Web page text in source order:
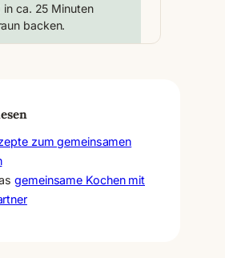
in ca. 25 Minuten
backen.
zum gemeinsamen
gemeinsame Kochen mit